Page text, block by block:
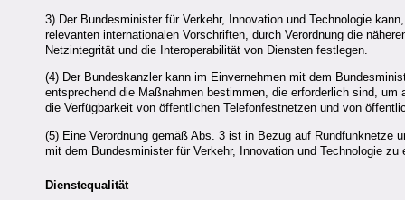
3) Der Bundesminister für Verkehr, Innovation und Technologie
relevanten internationalen Vorschriften, durch Verordnung die
Netzintegrität und die Interoperabilität von Diensten festlegen.
(4) Der Bundeskanzler kann im Einvernehmen mit dem
entsprechend die Maßnahmen bestimmen, die erforderlich sind,
die Verfügbarkeit von öffentlichen Telefonfestnetzen und von
(5) Eine Verordnung gemäß Abs. 3 ist in Bezug auf Rundfunknetze
mit dem Bundesminister für Verkehr, Innovation und Technologie zu
Dienstequalität